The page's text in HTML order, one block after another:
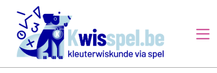
inhoud